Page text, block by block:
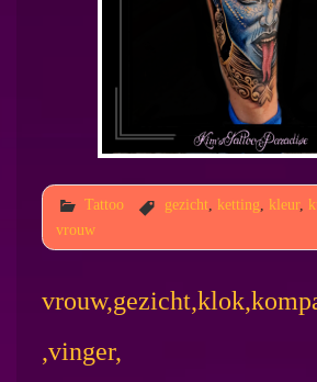
Tattoo gezicht, ketting, kleur,
vrouw
,vinger,